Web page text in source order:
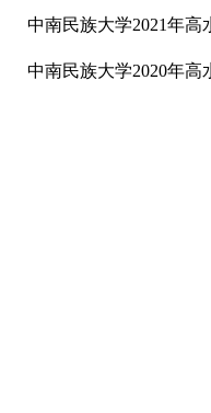
中南民族大学2021年高
中南民族大学2020年高